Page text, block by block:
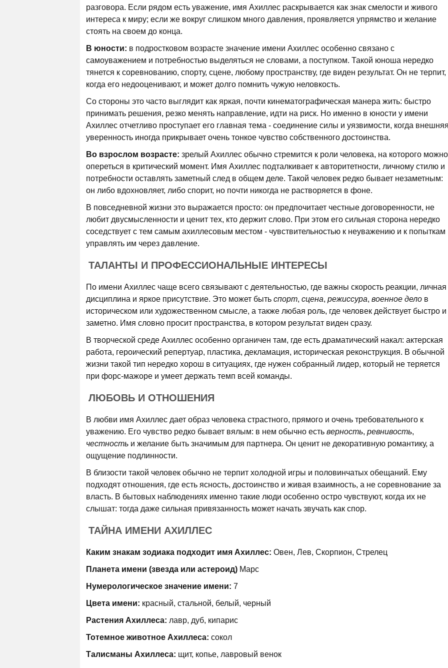
разговора. Если рядом есть уважение, имя Ахиллес раскрывается как знак смелости и живого
интереса к миру; если же вокруг слишком много давления, проявляется упрямство и желание
стоять на своем до конца.
В юности: в подростковом возрасте значение имени Ахиллес особенно связано с
самоуважением и потребностью выделяться не словами, а поступком. Такой юноша нередко
тянется к соревнованию, спорту, сцене, любому пространству, где виден результат. Он не терпит,
когда его недооценивают, и может долго помнить чужую неловкость.
Со стороны это часто выглядит как яркая, почти кинематографическая манера жить: быстро
принимать решения, резко менять направление, идти на риск. Но именно в юности у имени
Ахиллес отчетливо проступает его главная тема - соединение силы и уязвимости, когда
уверенность иногда прикрывает очень тонкое чувство собственного достоинства.
Во взрослом возрасте: зрелый Ахиллес обычно стремится к роли человека, на которого можно
опереться в критический момент. Имя Ахиллес подталкивает к авторитетности, личному стилю и
потребности оставлять заметный след в общем деле. Такой человек редко бывает незаметным:
он либо вдохновляет, либо спорит, но почти никогда не растворяется в фоне.
В повседневной жизни это выражается просто: он предпочитает честные договоренности, не
любит двусмысленности и ценит тех, кто держит слово. При этом его сильная сторона нередко
соседствует с тем самым ахиллесовым местом - чувствительностью к неуважению и к попыткам
управлять им через давление.
ТАЛАНТЫ И ПРОФЕССИОНАЛЬНЫЕ ИНТЕРЕСЫ
По имени Ахиллес чаще всего связывают с деятельностью, где важны скорость реакции, личная
дисциплина и яркое присутствие. Это может быть спорт, сцена, режиссура, военное дело в
историческом или художественном смысле, а также любая роль, где человек действует быстро и
заметно. Имя словно просит пространства, в котором результат виден сразу.
В творческой среде Ахиллес особенно органичен там, где есть драматический накал: актерская
работа, героический репертуар, пластика, декламация, историческая реконструкция. В обычной
жизни такой тип нередко хорош в ситуациях, где нужен собранный лидер, который не теряется
при форс-мажоре и умеет держать темп всей команды.
ЛЮБОВЬ И ОТНОШЕНИЯ
В любви имя Ахиллес дает образ человека страстного, прямого и очень требовательного к
уважению. Его чувство редко бывает вялым: в нем обычно есть верность, ревнивость,
честность и желание быть значимым для партнера. Он ценит не декоративную романтику, а
ощущение подлинности.
В близости такой человек обычно не терпит холодной игры и половинчатых обещаний. Ему
подходят отношения, где есть ясность, достоинство и живая взаимность, а не соревнование за
власть. В бытовых наблюдениях именно такие люди особенно остро чувствуют, когда их не
слышат: тогда даже сильная привязанность может начать звучать как спор.
ТАЙНА ИМЕНИ АХИЛЛЕС
Каким знакам зодиака подходит имя Ахиллес: Овен, Лев, Скорпион, Стрелец
Планета имени (звезда или астероид) Марс
Нумерологическое значение имени: 7
Цвета имени: красный, стальной, белый, черный
Растения Ахиллеса: лавр, дуб, кипарис
Тотемное животное Ахиллеса: сокол
Талисманы Ахиллеса: щит, копье, лавровый венок